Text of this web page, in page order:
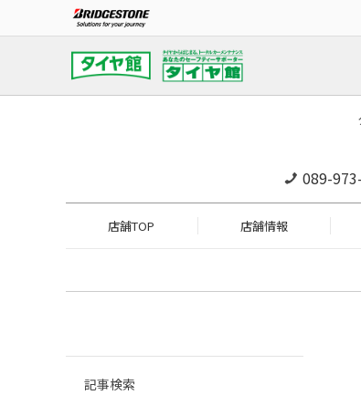
089-
店舗TOP 店舗情報
記事検索